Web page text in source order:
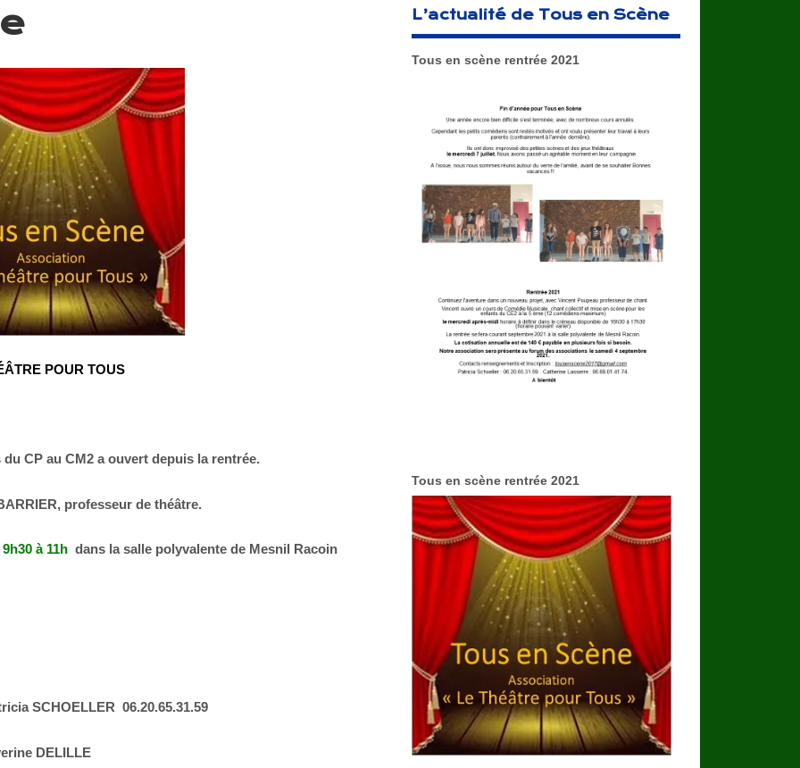
POUR TOUS
CP au CM2 a ouvert depuis la rentrée.
professeur de théâtre.
à 11h dans la salle polyvalente de Mesnil Racoin
SCHOELLER 06.20.65.31.59
DELILLE
L’actualité de Tous en Scène
Tous en scène rentrée 2021
Tous en scène rentrée 2021